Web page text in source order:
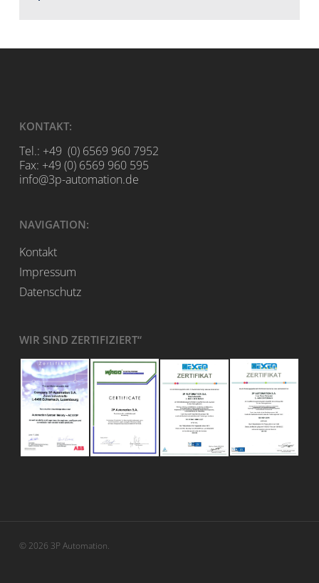
KONTAKT:
Tel.: +49 (0) 6569 960 7952
Fax: +49 (0) 6569 960 595
info@3p-automation.de
NAVIGATION:
Kontakt
Impressum
Datenschutz
WIR SIND ZERTIFIZIERT“
© 2026 3P Automation.